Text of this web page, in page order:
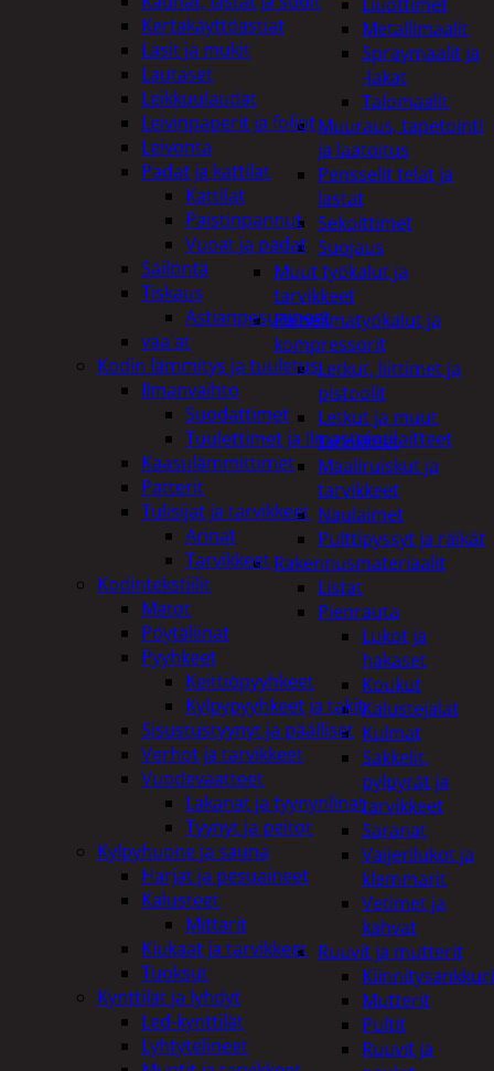
Metallimaalit
Spraymaalit ja
-lakat
Talomaalit
Muuraus, tapetointi
ja laatoitus
Pensselit telat ja
lastat
Sekoittimet
Suojaus
Muut työkalut ja
tarvikkeet
Paineilmatyökalut ja
kompressorit
Letkut, liittimet ja
pistoolit
Letkut ja muut
tarvikkeet
Maaliruiskut ja
tarvikkeet
Naulaimet
Pulttipyssyt ja räikät
Rakennusmateriaalit
Listat
Pienrauta
Lukot ja
hakaset
Koukut
Kalustejalat
Kulmat
Sakkelit,
pylpyrät ja
tarvikkeet
Saranat
Vaijerilukot ja
klemmarit
Vetimet ja
kahvat
Ruuvit ja mutterit
Mutterit
Pultit
Ruuvit ja
Kertakäyttöastiat
Lasit ja mukit
Lautaset
Leikkuulaudat
Leivinpaperit ja foliot
Leivonta
Padat ja kattilat
Kattilat
Paistinpannut
Vuoat ja padat
Säilöntä
Tiskaus
Astianpesuaineet
vaa'at
Kodin lämmitys ja tuuletus
Ilmanvaihto
Suodattimet
Tuulettimet ja Ilmastointilaitteet
Kaasulämmittimet
Patterit
Tulisijat ja tarvikkeet
Arinat
Tarvikkeet
Kodintekstiilit
Matot
Pöytäliinat
Pyyhkeet
Keittiöpyyhkeet
Kylpypyyhkeet ja takit
Sisustustyynyt ja päälliset
Verhot ja tarvikkeet
Vuodevaatteet
Lakanat ja tyynynlinat
Tyynyt ja peitot
Kylpyhuone ja sauna
Harjat ja pesuaineet
Kalusteet
Mittarit
Kiukaat ja tarvikkeet
Tuoksut
Kynttilät ja lyhdyt
Led-kynttilät
Lyhtytelineet